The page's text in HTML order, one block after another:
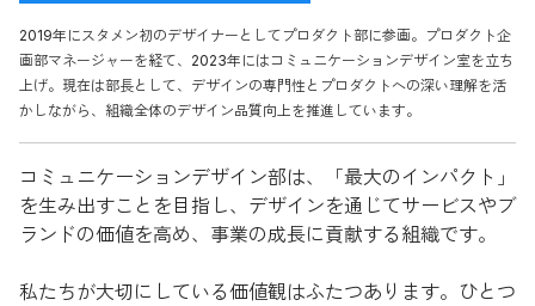
2019年にスタメン初のデザイナーとしてプロダクト部に参画。プロダクト企
画部マネージャーを経て、2023年にはコミュニケーションデザイン室を立ち
上げ。現在は部長として、デザインの専門性とプロダクトへの深い理解を活
かしながら、組織全体のデザイン品質向上を推進しています。
コミュニケーションデザイン部は、「最大のインパクト」
を生み出すことを目指し、デザインを通じてサービスやブ
ランドの価値を高め、事業の成長に貢献する組織です。
私たちが大切にしている価値観はふたつあります。ひとつ